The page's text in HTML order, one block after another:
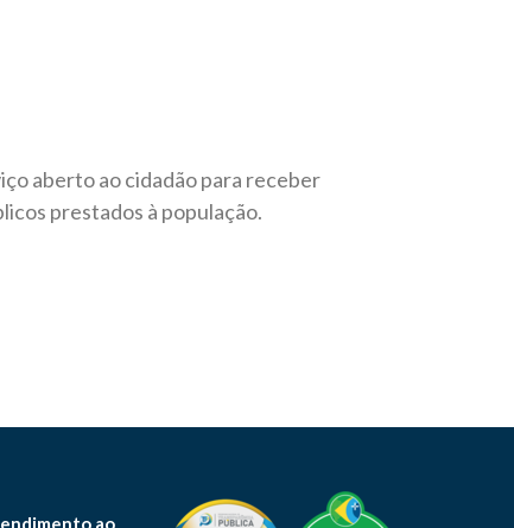
aberto ao cidadão para receber
prestados à população.
ao